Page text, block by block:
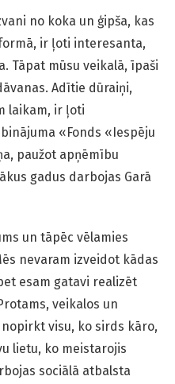
no koka un ģipša, kas
ir ļoti interesanta,
Tāpat mūsu veikalā, īpaši
Adītie dūraiņi,
laikam, ir ļoti
«Fonds «Iespēju
paužot apņēmību
gadus darbojas Garā
un tāpēc vēlamies
nevaram izveidot kādas
esam gatavi realizēt
veikalos un
visu, ko sirds kāro,
lietu, ko meistarojis
sociālā atbalsta